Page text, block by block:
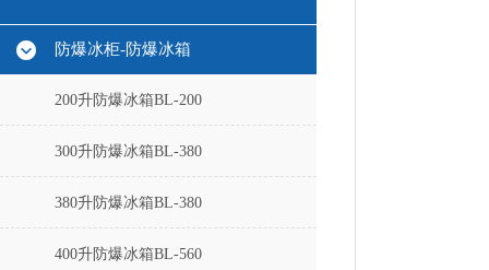
防爆冰柜-防爆冰箱
200升防爆冰箱BL-200
300升防爆冰箱BL-380
380升防爆冰箱BL-380
400升防爆冰箱BL-560